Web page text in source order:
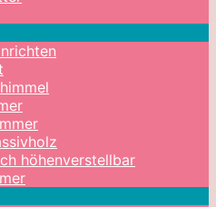
höhenverstellbar